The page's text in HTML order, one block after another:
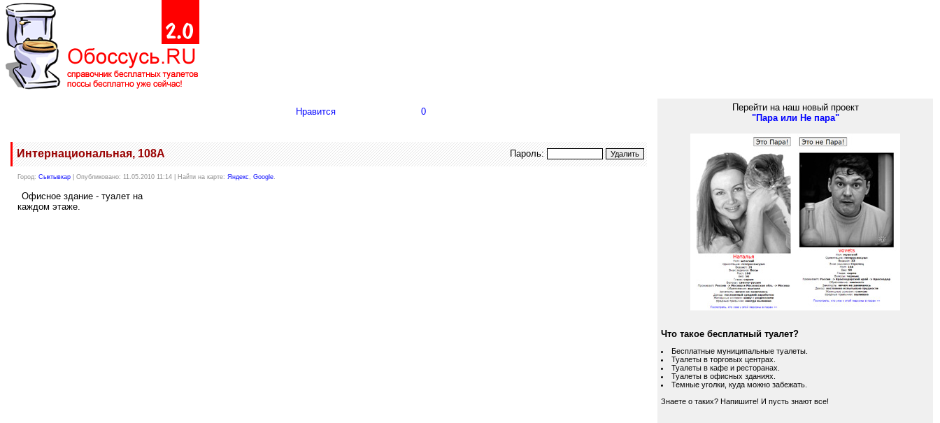
Нравится 0
Интернациональная, 108А Пароль:
Город: Сыктывкар | Опубликовано: 11.05.2010 11:14 | Найти на карте: Яндекс , Google.
Офисное здание - туалет на
каждом этаже.
Перейти на наш новый проект
"Пара или Не пара"
Что такое бесплатный туалет?
Бесплатные муниципальные туалеты.
Туалеты в торговых центрах.
Туалеты в кафе и ресторанах.
Туалеты в офисных зданиях.
Темные уголки, куда можно забежать.
Знаете о таких? Напишите! И пусть знают все!